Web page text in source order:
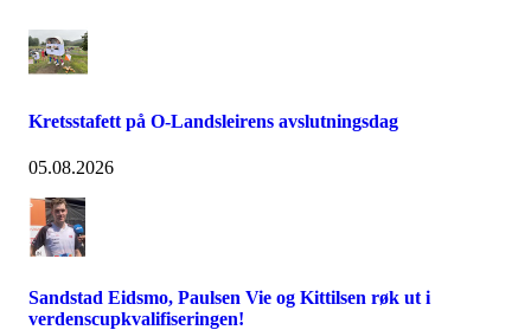
Kretsstafett på O-Landsleirens avslutningsdag
05.08.2026
Sandstad Eidsmo, Paulsen Vie og Kittilsen røk ut i
verdenscupkvalifiseringen!